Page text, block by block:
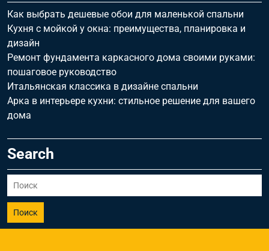
Как выбрать дешевые обои для маленькой спальни
Кухня с мойкой у окна: преимущества, планировка и
дизайн
Ремонт фундамента каркасного дома своими руками:
пошаговое руководство
Итальянская классика в дизайне спальни
Арка в интерьере кухни: стильное решение для вашего
дома
Search
Поиск